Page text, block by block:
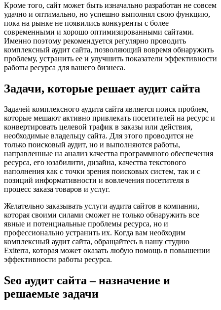
Кроме того, сайт может быть изначально разработан не совсем
удачно и оптимально, но успешно выполнял свою функцию,
пока на рынке не появились конкуренты с более
современными и хорошо оптимизированными сайтами.
Именно поэтому рекомендуется регулярно проводить
комплексный аудит сайта, позволяющий вовремя обнаружить
проблему, устранить ее и улучшить показатели эффективности
работы ресурса для вашего бизнеса.
Задачи, которые решает аудит сайта
Задачей комплексного аудита сайта является поиск проблем,
которые мешают активно привлекать посетителей на ресурс и
конвертировать целевой трафик в заказы или действия,
необходимые владельцу сайта. Для этого проводится не
только поисковый аудит, но и выполняются работы,
направленные на анализ качества программного обеспечения
ресурса, его юзабилити, дизайна, качества текстового
наполнения как с точки зрения поисковых систем, так и с
позиций информативности и вовлечения посетителя в
процесс заказа товаров и услуг.
Желательно заказывать услуги аудита сайтов в компании,
которая своими силами сможет не только обнаружить все
явные и потенциальные проблемы ресурса, но и
профессионально устранить их. Когда вам необходим
комплексный аудит сайта, обращайтесь в нашу студию
Exiterra, которая может оказать любую помощь в повышении
эффективности работы ресурса.
Seo аудит сайта – назначение и
решаемые задачи